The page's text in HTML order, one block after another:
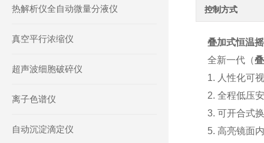
控制方式
叠加式恒温
全新一代（
1. 人性化可
2. 全程低压
3. 可开合式
5. 高亮镜面
热解析仪全自动微量分液仪
真空平行浓缩仪
超声波细胞破碎仪
离子色谱仪
自动沉淀滴定仪